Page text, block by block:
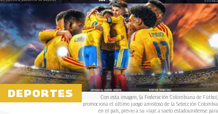
DEPORTES
Con esta imagen, la Federación Colombiana de Fútbol,
promociona el último juego amistoso de la Selección Colombia
en el país, previo a su viaje a suelo estadounidense para